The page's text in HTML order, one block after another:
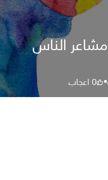
الناس
•
0اعجاب